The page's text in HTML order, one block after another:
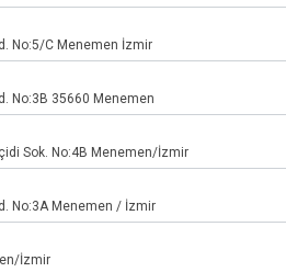
No:5/C Menemen İzmir
No:3B 35660 Menemen
Sok. No:4B Menemen/İzmir
No:3A Menemen / İzmir
İzmir